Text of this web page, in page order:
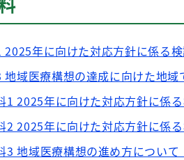
2025年に向けた対応方針に係る
地域医療構想の達成に向けた地域
1 2025年に向けた対応方針に係
2 2025年に向けた対応方針に係
3 地域医療構想の進め方について